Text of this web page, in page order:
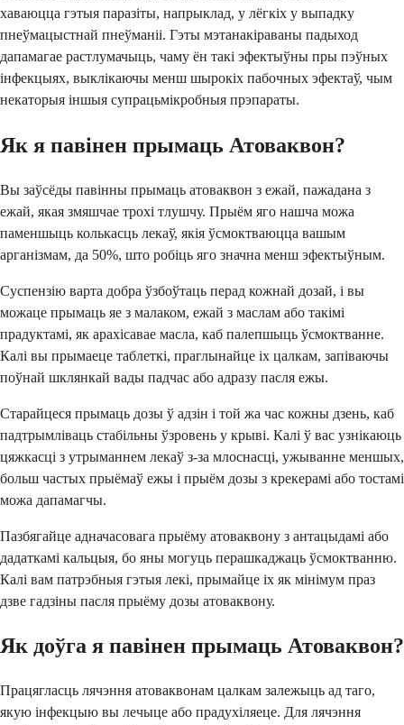
хаваюцца гэтыя паразіты, напрыклад, у лёгкіх у выпадку
пнеўмацыстнай пнеўманіі. Гэты мэтанакіраваны падыход
дапамагае растлумачыць, чаму ён такі эфектыўны пры пэўных
інфекцыях, выклікаючы менш шырокіх пабочных эфектаў, чым
некаторыя іншыя супрацьмікробныя прэпараты.
Як я павінен прымаць Атоваквон?
Вы заўсёды павінны прымаць атоваквон з ежай, пажадана з
ежай, якая змяшчае трохі тлушчу. Прыём яго нашча можа
паменшыць колькасць лекаў, якія ўсмоктваюцца вашым
арганізмам, да 50%, што робіць яго значна менш эфектыўным.
Суспензію варта добра ўзбоўтаць перад кожнай дозай, і вы
можаце прымаць яе з малаком, ежай з маслам або такімі
прадуктамі, як арахісавае масла, каб палепшыць ўсмоктванне.
Калі вы прымаеце таблеткі, праглынайце іх цалкам, запіваючы
поўнай шклянкай вады падчас або адразу пасля ежы.
Старайцеся прымаць дозы ў адзін і той жа час кожны дзень, каб
падтрымліваць стабільны ўзровень у крыві. Калі ў вас узнікаюць
цяжкасці з утрыманнем лекаў з-за млоснасці, ужыванне меншых,
больш частых прыёмаў ежы і прыём дозы з крекерамі або тостамі
можа дапамагчы.
Пазбягайце адначасовага прыёму атоваквону з антацыдамі або
дадаткамі кальцыя, бо яны могуць перашкаджаць ўсмоктванню.
Калі вам патрэбныя гэтыя лекі, прымайце іх як мінімум праз
дзве гадзіны пасля прыёму дозы атоваквону.
Як доўга я павінен прымаць Атоваквон?
Працягласць лячэння атоваквонам цалкам залежыць ад таго,
якую інфекцыю вы лечыце або прадухіляеце. Для лячэння